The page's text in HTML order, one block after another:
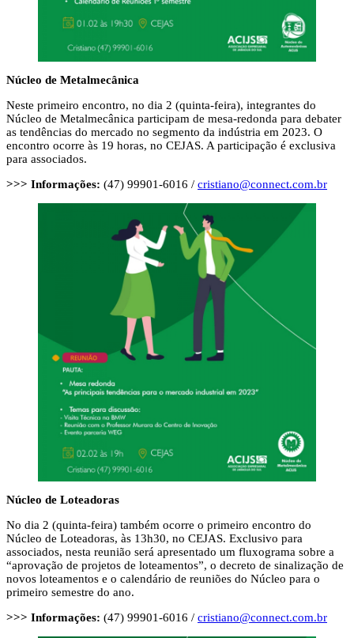
Núcleo de Metalmecânica
Neste primeiro encontro, no dia 2 (quinta-feira), integrantes do
Núcleo de Metalmecânica participam de mesa-redonda para debater
as tendências do mercado no segmento da indústria em 2023. O
encontro ocorre às 19 horas, no CEJAS. A participação é exclusiva
para associados.
>>> Informações: (47) 99901-6016 / cristiano@connect.com.br
Núcleo de Loteadoras
No dia 2 (quinta-feira) também ocorre o primeiro encontro do
Núcleo de Loteadoras, às 13h30, no CEJAS. Exclusivo para
associados, nesta reunião será apresentado um fluxograma sobre a
“aprovação de projetos de loteamentos”, o decreto de sinalização de
novos loteamentos e o calendário de reuniões do Núcleo para o
primeiro semestre do ano.
>>> Informações: (47) 99901-6016 / cristiano@connect.com.br